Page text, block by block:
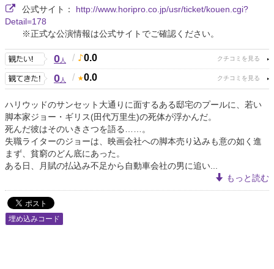
公式サイト： http://www.horipro.co.jp/usr/ticket/kouen.cgi?
Detail=178
※正式な公演情報は公式サイトでご確認ください。
0人 / 0.0
0人 / 0.0
ハリウッドのサンセット大通りに面するある邸宅のプールに、若い
脚本家ジョー・ギリス(田代万里生)の死体が浮かんだ。
死んだ彼はそのいきさつを語る……。
失職ライターのジョーは、映画会社への脚本売り込みも意の如く進
まず、貧窮のどん底にあった。
ある日、月賦の払込み不足から自動車会社の男に追い...
もっと読む
埋め込みコード